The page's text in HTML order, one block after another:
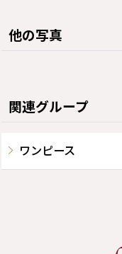
他の写真
関連グループ
ワンピース